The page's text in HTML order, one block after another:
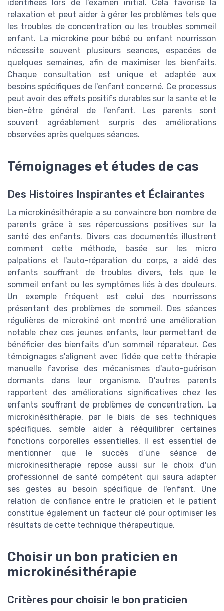
identifiées lors de l'examen initial. Cela favorise la
relaxation et peut aider à gérer les problêmes tels que
les troubles de concentration ou les troubles sommeil
enfant. La microkine pour bébé ou enfant nourrisson
nécessite souvent plusieurs seances, espacées de
quelques semaines, afin de maximiser les bienfaits.
Chaque consultation est unique et adaptée aux
besoins spécifiques de l'enfant concerné. Ce processus
peut avoir des effets positifs durables sur la sante et le
bien-être général de l'enfant. Les parents sont
souvent agréablement surpris des améliorations
observées après quelques séances.
Témoignages et études de cas
Des Histoires Inspirantes et Éclairantes
La microkinésithérapie a su convaincre bon nombre de
parents grâce à ses répercussions positives sur la
santé des enfants. Divers cas documentés illustrent
comment cette méthode, basée sur les micro
palpations et l'auto-réparation du corps, a aidé des
enfants souffrant de troubles divers, tels que le
sommeil enfant ou les symptômes liés à des douleurs.
Un exemple fréquent est celui des nourrissons
présentant des problèmes de sommeil. Des séances
régulières de microkiné ont montré une amélioration
notable chez ces jeunes enfants, leur permettant de
bénéficier des bienfaits d'un sommeil réparateur. Ces
témoignages s'alignent avec l'idée que cette thérapie
manuelle favorise des mécanismes d'auto-guérison
dormants dans leur organisme. D'autres parents
rapportent des améliorations significatives chez les
enfants souffrant de problèmes de concentration. La
microkinésithérapie, par le biais de ses techniques
spécifiques, semble aider à rééquilibrer certaines
fonctions corporelles essentielles. Il est essentiel de
mentionner que le succès d’une séance de
microkinesitherapie repose aussi sur le choix d'un
professionnel de santé compétent qui saura adapter
ses gestes au besoin spécifique de l'enfant. Une
relation de confiance entre le praticien et le patient
constitue également un facteur clé pour optimiser les
résultats de cette technique thérapeutique.
Choisir un bon praticien en
microkinésithérapie
Critères pour choisir le bon praticien